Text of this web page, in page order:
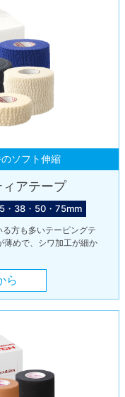
ソフト伸縮
アテープ
・38・50・75mm
方も多いテーピングテ
薄めで、シワ加工が細か
ら